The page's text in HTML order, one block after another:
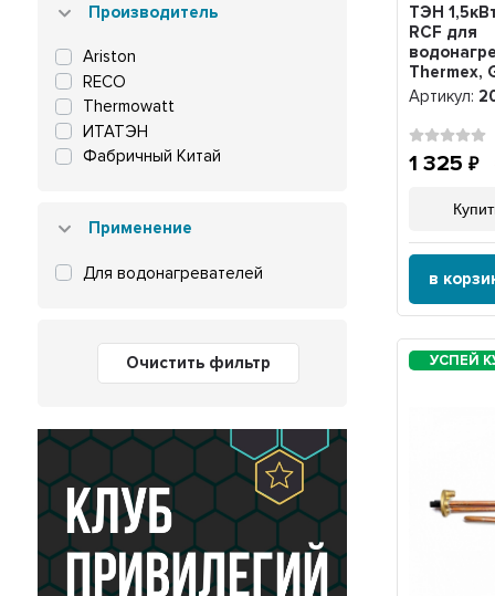
Производитель
Ariston
RECO
Thermowatt
ИТАТЭН
Фабричный Китай
Применение
Для водонагревателей
Очистить фильтр
ТЭН
RCF для
Thermex,
под анод
Артикул:
1 325
в